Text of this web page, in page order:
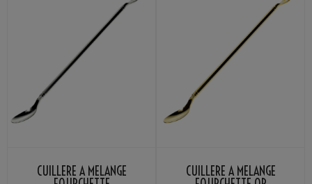
CUILLÈRE À MÉLANGE CUILLERE À MÉLANGE